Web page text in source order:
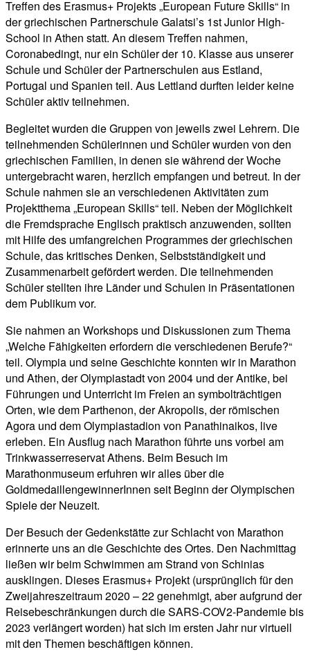
Treffen des Erasmus+ Projekts „European Future Skills“ in
der griechischen Partnerschule Galatsi’s 1st Junior High-
School in Athen statt. An diesem Treffen nahmen,
Coronabedingt, nur ein Schüler der 10. Klasse aus unserer
Schule und Schüler der Partnerschulen aus Estland,
Portugal und Spanien teil. Aus Lettland durften leider keine
Schüler aktiv teilnehmen.
Begleitet wurden die Gruppen von jeweils zwei Lehrern. Die
teilnehmenden Schülerinnen und Schüler wurden von den
griechischen Familien, in denen sie während der Woche
untergebracht waren, herzlich empfangen und betreut. In der
Schule nahmen sie an verschiedenen Aktivitäten zum
Projektthema „European Skills“ teil. Neben der Möglichkeit
die Fremdsprache Englisch praktisch anzuwenden, sollten
mit Hilfe des umfangreichen Programmes der griechischen
Schule, das kritisches Denken, Selbstständigkeit und
Zusammenarbeit gefördert werden. Die teilnehmenden
Schüler stellten ihre Länder und Schulen in Präsentationen
dem Publikum vor.
Sie nahmen an Workshops und Diskussionen zum Thema
„Welche Fähigkeiten erfordern die verschiedenen Berufe?“
teil. Olympia und seine Geschichte konnten wir in Marathon
und Athen, der Olympiastadt von 2004 und der Antike, bei
Führungen und Unterricht im Freien an symbolträchtigen
Orten, wie dem Parthenon, der Akropolis, der römischen
Agora und dem Olympiastadion von Panathinaikos, live
erleben. Ein Ausflug nach Marathon führte uns vorbei am
Trinkwasserreservat Athens. Beim Besuch im
Marathonmuseum erfuhren wir alles über die
GoldmedaillengewinnerInnen seit Beginn der Olympischen
Spiele der Neuzeit.
Der Besuch der Gedenkstätte zur Schlacht von Marathon
erinnerte uns an die Geschichte des Ortes. Den Nachmittag
ließen wir beim Schwimmen am Strand von Schinias
ausklingen. Dieses Erasmus+ Projekt (ursprünglich für den
Zweijahreszeitraum 2020 – 22 genehmigt, aber aufgrund der
Reisebeschränkungen durch die SARS-COV2-Pandemie bis
2023 verlängert worden) hat sich im ersten Jahr nur virtuell
mit den Themen beschäftigen können.